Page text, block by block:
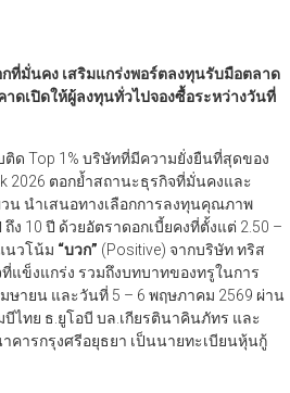
กที่มั่นคง เสริมแกร่งพอร์ตลงทุนรับมือตลาด
าดเปิดให้ผู้ลงทุนทั่วไปจองซื้อระหว่างวันที่
ด Top 1% บริษัทที่มีความยั่งยืนที่สุดของ
2026 ตอกย้ำสถานะธุรกิจที่มั่นคงและ
น นำเสนอทางเลือกการลงทุนคุณภาพ
10 ปี ด้วยอัตราดอกเบี้ยคงที่ตั้งแต่ 2.50 –
นวโน้ม “บวก” (Positive) จากบริษัท ทริส
แข็งแกร่ง รวมถึงบทบาทของทรูในการ
ษายน และวันที่ 5 – 6 พฤษภาคม 2569 ผ่าน
ไทย ธ.ยูโอบี บล.เกียรตินาคินภัทร และ
คารกรุงศรีอยุธยา เป็นนายทะเบียนหุ้นกู้